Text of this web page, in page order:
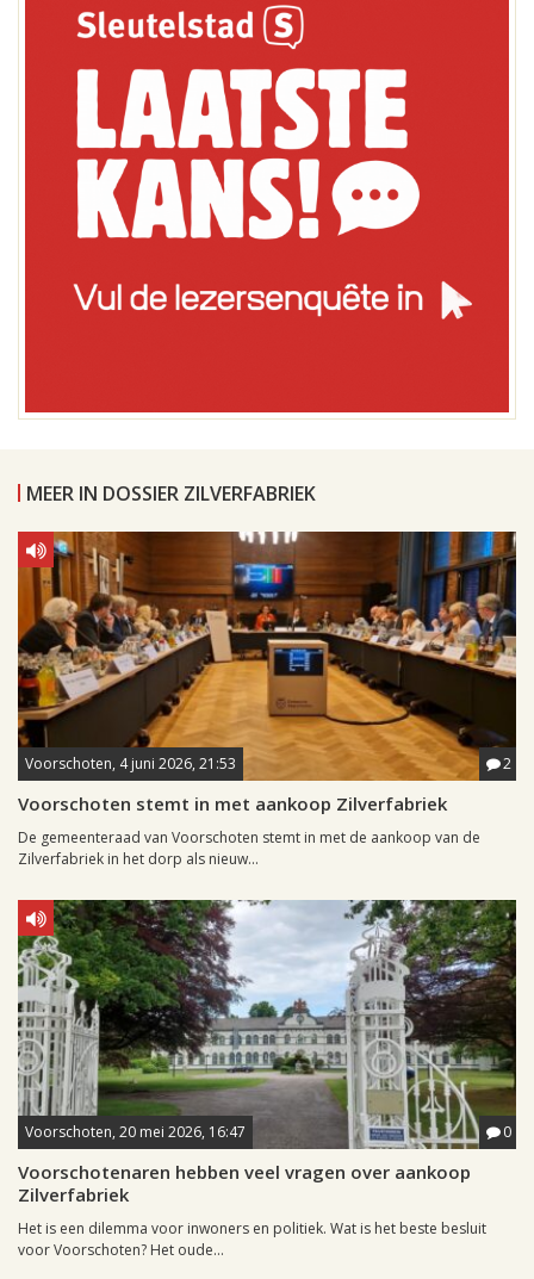
MEER IN DOSSIER ZILVERFABRIEK
Voorschoten, 4 juni 2026, 21:53 2
Voorschoten stemt in met aankoop Zilverfabriek
De gemeenteraad van Voorschoten stemt in met de aankoop van de
Zilverfabriek in het dorp als nieuw...
Voorschoten, 20 mei 2026, 16:47 0
Voorschotenaren hebben veel vragen over aankoop
Zilverfabriek
Het is een dilemma voor inwoners en politiek. Wat is het beste besluit
voor Voorschoten? Het oude...